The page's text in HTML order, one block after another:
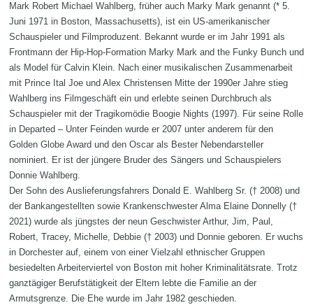
Mark Robert Michael Wahlberg, früher auch Marky Mark genannt (* 5.
Juni 1971 in Boston, Massachusetts), ist ein US-amerikanischer
Schauspieler und Filmproduzent. Bekannt wurde er im Jahr 1991 als
Frontmann der Hip-Hop-Formation Marky Mark and the Funky Bunch und
als Model für Calvin Klein. Nach einer musikalischen Zusammenarbeit
mit Prince Ital Joe und Alex Christensen Mitte der 1990er Jahre stieg
Wahlberg ins Filmgeschäft ein und erlebte seinen Durchbruch als
Schauspieler mit der Tragikomödie Boogie Nights (1997). Für seine Rolle
in Departed – Unter Feinden wurde er 2007 unter anderem für den
Golden Globe Award und den Oscar als Bester Nebendarsteller
nominiert. Er ist der jüngere Bruder des Sängers und Schauspielers
Donnie Wahlberg.
Der Sohn des Auslieferungsfahrers Donald E. Wahlberg Sr. († 2008) und
der Bankangestellten sowie Krankenschwester Alma Elaine Donnelly (†
2021) wurde als jüngstes der neun Geschwister Arthur, Jim, Paul,
Robert, Tracey, Michelle, Debbie († 2003) und Donnie geboren. Er wuchs
in Dorchester auf, einem von einer Vielzahl ethnischer Gruppen
besiedelten Arbeiterviertel von Boston mit hoher Kriminalitätsrate. Trotz
ganztägiger Berufstätigkeit der Eltern lebte die Familie an der
Armutsgrenze. Die Ehe wurde im Jahr 1982 geschieden.